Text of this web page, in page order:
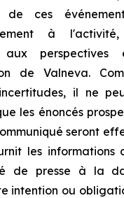
ces
à
aux
de Valneva.
il ne
les énoncés
seront
les informations
de presse à la
intention ou